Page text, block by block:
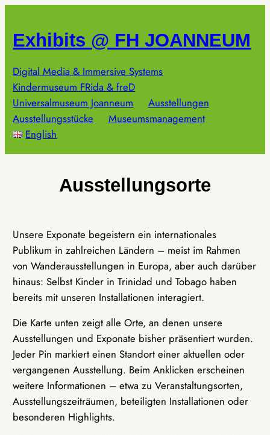
springen
Exhibits @ FH JOANNEUM
Digital Media & Immersive Systems
Kindermuseum FRida & freD
Universalmuseum Joanneum
Ausstellungen
Ausstellungsstücke
Museumsmanagement
English
Ausstellungsorte
Unsere Exponate begeistern ein internationales
Publikum in zahlreichen Ländern – meist im Rahmen
von Wanderausstellungen in Europa, aber auch darüber
hinaus: Selbst Kinder in Trinidad und Tobago haben
bereits mit unseren Installationen interagiert.
Die Karte unten zeigt alle Orte, an denen unsere
Ausstellungen und Exponate bisher präsentiert wurden.
Jeder Pin markiert einen Standort einer aktuellen oder
vergangenen Ausstellung. Beim Anklicken erscheinen
weitere Informationen – etwa zu Veranstaltungsorten,
Ausstellungszeiträumen, beteiligten Installationen oder
besonderen Highlights.